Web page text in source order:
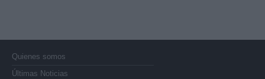
Quienes somos
Últimas Noticias